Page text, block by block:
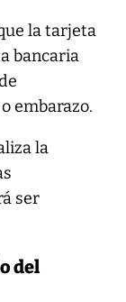
la tarjeta
bancaria
embarazo.
la
ser
del